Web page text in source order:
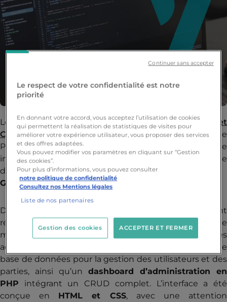
Les étudiant.e.s de la filièreInformatique et
Cybersécuritéont relevé le défi de créer un site
Puissance 4 complet, mêlant gameplay, interface
immersive et sécurité, tout en mobilisant l’ensemble
des compétences acquises au cours de leur formation.
Gameplay et design immersif
Dans le cadre de leur formation, les étudiant.e.s ont
réalisé un site web dédié au jeu Puissance 4 afin de
mettre en pratique l’ensemble des compétences
acquises. Le jeu a été développé en
, avec une
base de données pour la gestion des utilisateurs et des
parties, ainsi qu’un dashboard d’administration en
PHP intégrant un CRUD complet. L’interface a été
conçue en HTML et CSS, avec une attention
Le respect de votre confidentialité est notre
priorité
En donnant votre accord, vous acceptez l’utilisation de cookies
qui permettent la réalisation de statistiques de visites pour
améliorer votre expérience utilisateur, vous proposer des services
et des offres adaptées.
Vous pouvez modifier vos paramètres en cliquant sur “Gestion
des cookies”.
Pour plus d’informations, vous pouvez consulter
notre politique de confidentialité
Consultez nos Mentions légales
Liste de nos partenaires
ACCEPTER ET FERMER
Gestion des cookies
Continuer sans accepter